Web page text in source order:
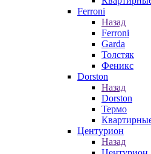
Ferroni
Назад
Ferroni
Garda
Толстяк
Феникс
Dorston
Назад
Dorston
Термо
Центурион
Назад